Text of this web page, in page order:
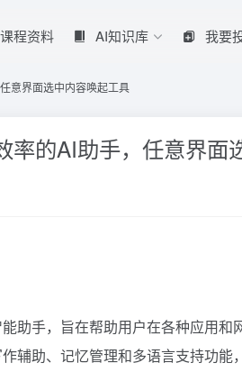
课程资料 AI知识库 我要
意界面选中内容唤起工具
的AI助手，任意界面
助手，旨在帮助用户在各种应用和
辅助、记忆管理和多语言支持功能